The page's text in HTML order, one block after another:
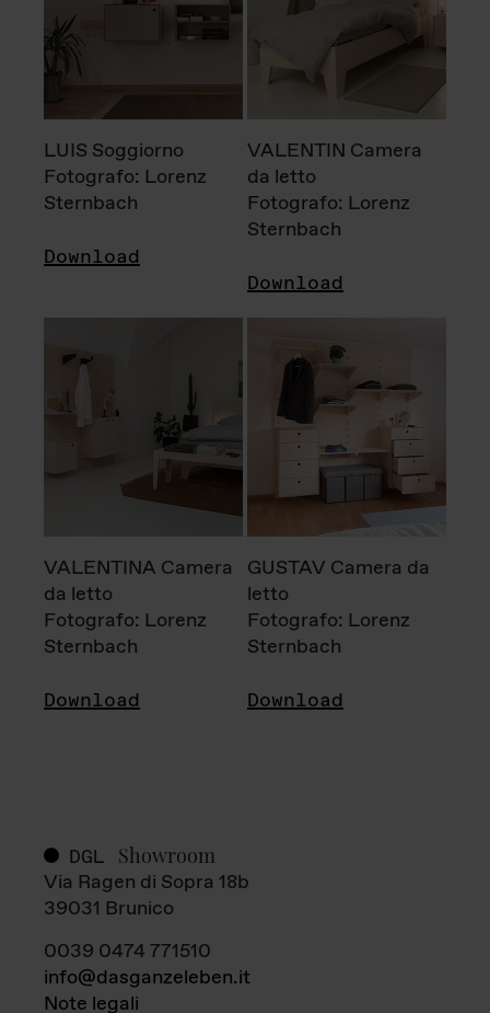
LUIS Soggiorno
Fotografo: Lorenz
Sternbach
Download
VALENTIN Camera
da letto
Fotografo: Lorenz
Sternbach
Download
VALENTINA Camera
da letto
Fotografo: Lorenz
Sternbach
Download
GUSTAV Camera da
letto
Fotografo: Lorenz
Sternbach
Download
DGL Showroom
Via Ragen di Sopra 18b
39031 Brunico
0039 0474 771510
info@dasganzeleben.it
Note legali